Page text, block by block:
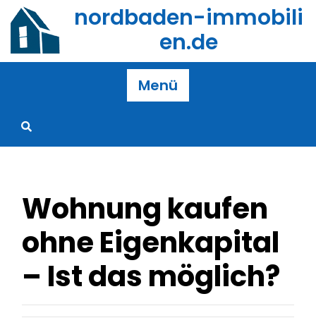
Zum
Inhalt
springen
nordbaden-immobili
en.de
Menü
Wohnung kaufen
ohne Eigenkapital
– Ist das möglich?